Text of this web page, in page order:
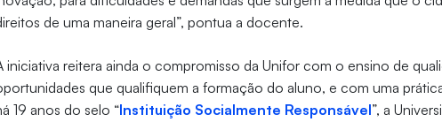
de uma maneira geral”, pontua a docente.
iniciativa reitera ainda o compromisso da Unifor com o ensino de
que qualifiquem a formação do aluno, e com uma
19 anos do selo “Instituição Socialmente Responsável”, a